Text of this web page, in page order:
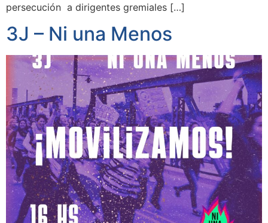
persecución a dirigentes gremiales […]
3J – Ni una Menos